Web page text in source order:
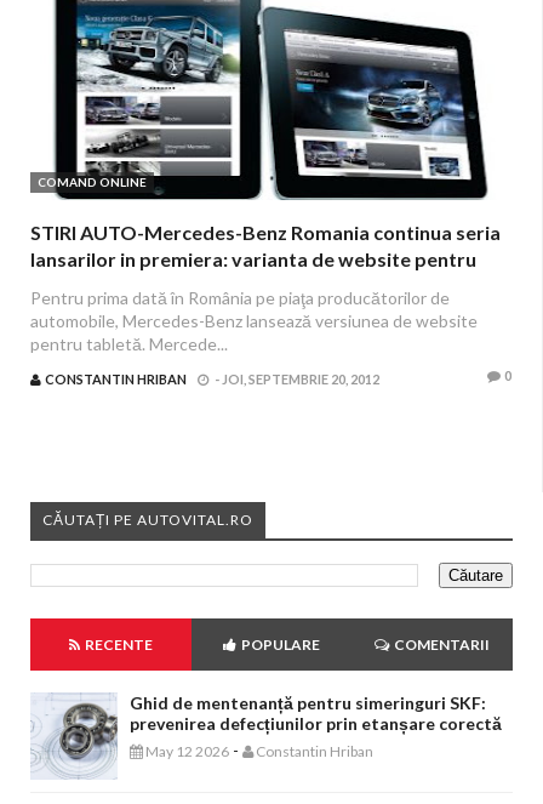
COMAND ONLINE
STIRI AUTO-Mercedes-Benz Romania continua seria
lansarilor in premiera: varianta de website pentru
Pentru prima dată în România pe piaţa producătorilor de
automobile, Mercedes-Benz lansează versiunea de website
pentru tabletă. Mercede...
CONSTANTIN HRIBAN - JOI, SEPTEMBRIE 20, 2012 0
CĂUTAȚI PE AUTOVITAL.RO
RECENTE POPULARE COMENTARII
Ghid de mentenanță pentru simeringuri SKF:
prevenirea defecțiunilor prin etanșare corectă
May 12 2026 - Constantin Hriban